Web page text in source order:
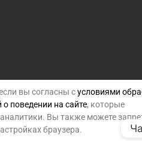
вы согласны сусловиями
поведении на сайте, которые
Вы также можете
браузера.